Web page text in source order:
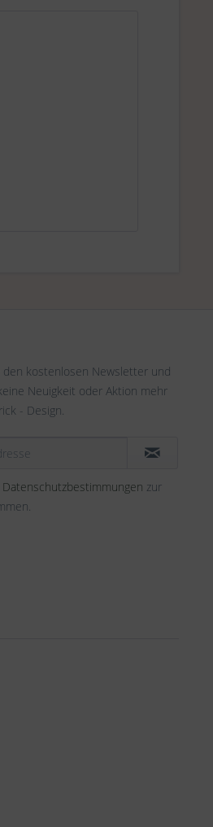
den kostenlosen Newsletter und
Neuigkeit oder Aktion mehr
- Design.
Datenschutzbestimmungen zur